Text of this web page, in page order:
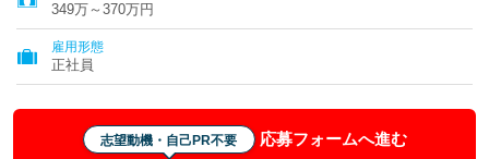
349万～370万円
雇用形態
正社員
志望動機・自己PR不要 応募フォームへ進む